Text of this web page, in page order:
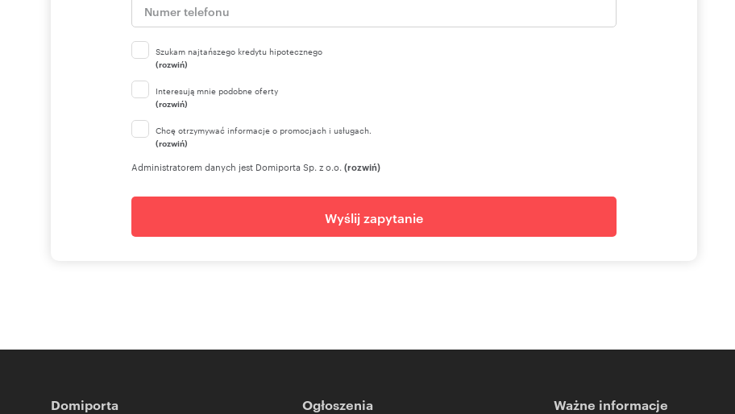
Szukam najtańszego kredytu hipotecznego
(rozwiń)
Interesują mnie podobne oferty
(rozwiń)
Chcę otrzymywać informacje o promocjach i usługach.
(rozwiń)
Administratorem danych jest Domiporta Sp. z o.o. (rozwiń)
Wyślij zapytanie
Domiporta Ogłoszenia Ważne informacje